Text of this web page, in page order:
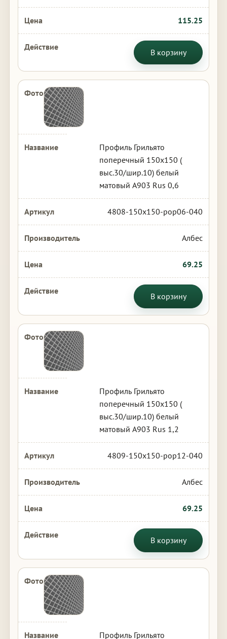
115.25
В корзину
Профиль Грильято
поперечный 150х150 (
выс.30/шир.10) белый
матовый А903 Rus 0,6
4808-150x150-pop06-040
Албес
69.25
В корзину
Профиль Грильято
поперечный 150х150 (
выс.30/шир.10) белый
матовый А903 Rus 1,2
4809-150x150-pop12-040
Албес
69.25
В корзину
Профиль Грильято